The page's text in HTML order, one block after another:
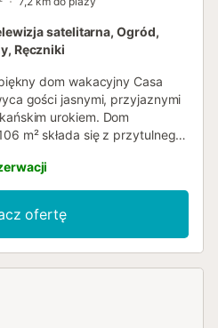
satelitarna, Ogród,
Ręczniki
dom wakacyjny Casa
gości jasnymi, przyjaznymi
urokiem. Dom
m² składa się z przytulnego
dla gości.
dla maksymalnie 4
również stabilne Wi-Fi o
w całym budynku, stabilny
na terenie obiektu,
ofertę